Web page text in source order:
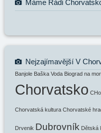
Máme Rádi
Nejzajímavější V
Banjole Baška Voda Biograd na
Chorvatsko
Chorvatská kultura Chorvatské
Drvenik Dubrovník Dětská